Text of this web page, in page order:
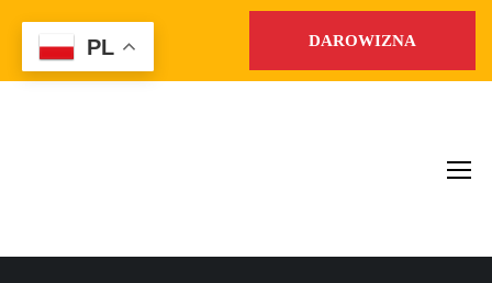
DAROWIZNA
PL